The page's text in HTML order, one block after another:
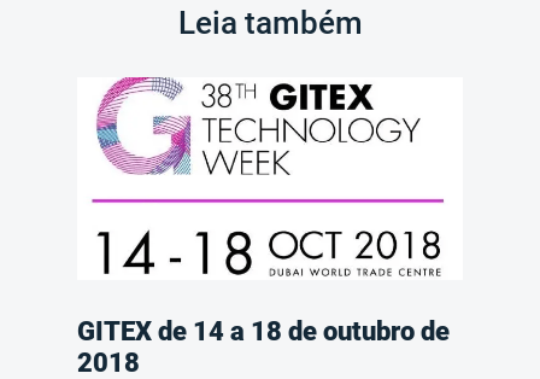
Leia também
GITEX de 14 a 18 de outubro de
2018